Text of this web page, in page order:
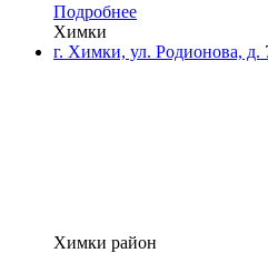
Подробнее
Химки
г. Химки, ул. Родионова, д.
Химки район